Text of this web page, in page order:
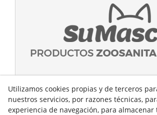
Utilizamos cookies propias y de terceros
nuestros servicios, por razones técnicas,
experiencia de navegación, para